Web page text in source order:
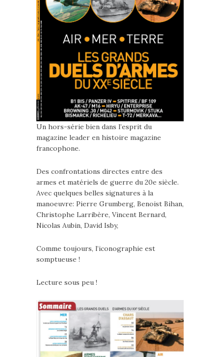
Un hors-série bien dans l’esprit du
magazine leader en histoire magazine
francophone.
Des confrontations directes entre des
armes et matériels de guerre du 20e siècle.
Avec quelques belles signatures à la
manoeuvre: Pierre Grumberg, Benoist Bihan,
Christophe Larribère, Vincent Bernard,
Nicolas Aubin, David Isby,
Comme toujours, l’iconographie est
somptueuse !
Lecture sous peu !